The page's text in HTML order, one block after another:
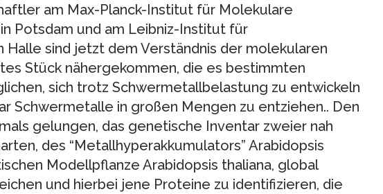
am Max-Planck-Institut für Molekulare
Potsdam und am Leibniz-Institut für
Halle sind jetzt dem Verständnis der molekularen
Stück nähergekommen, die es bestimmten
sich trotz Schwermetallbelastung zu entwickeln
Schwermetalle in großen Mengen zu entziehen.. Den
gelungen, das genetische Inventar zweier nah
des “Metallhyperakkumulators” Arabidopsis
Modellpflanze Arabidopsis thaliana, global
und hierbei jene Proteine zu identifizieren, die